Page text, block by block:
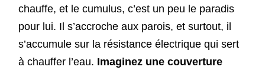
chauffe, et le cumulus, c’est un peu le paradis
pour lui. Il s’accroche aux parois, et surtout, il
s’accumule sur la résistance électrique qui sert
à chauffer l’eau. Imaginez une couverture